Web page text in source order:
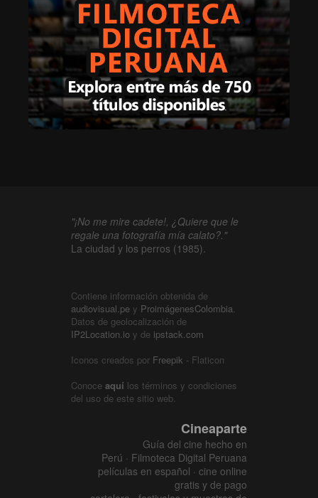
"¡No me mire cadete!, ¿Quiere que le
regale una fotografía mía calato?."
La ciudad y los perros (1985).
Contiene información obtenida de
audiovisual.pe y ProimágenesColombia.
Datos de geolocalización de
IP2Location.io y de ipstack.com
Iconos creados por Freepik - Flaticon
Conoce aquí los términos y condiciones
del uso de este sitio web.
Cineaparte
Guía del cine hecho en
Perú · Filmoteca Digital Peruana
películas en español · cine online
gratis y de pago